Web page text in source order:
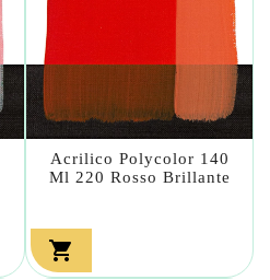
Acrilico Polycolor 140
Ml 220 Rosso Brillante
